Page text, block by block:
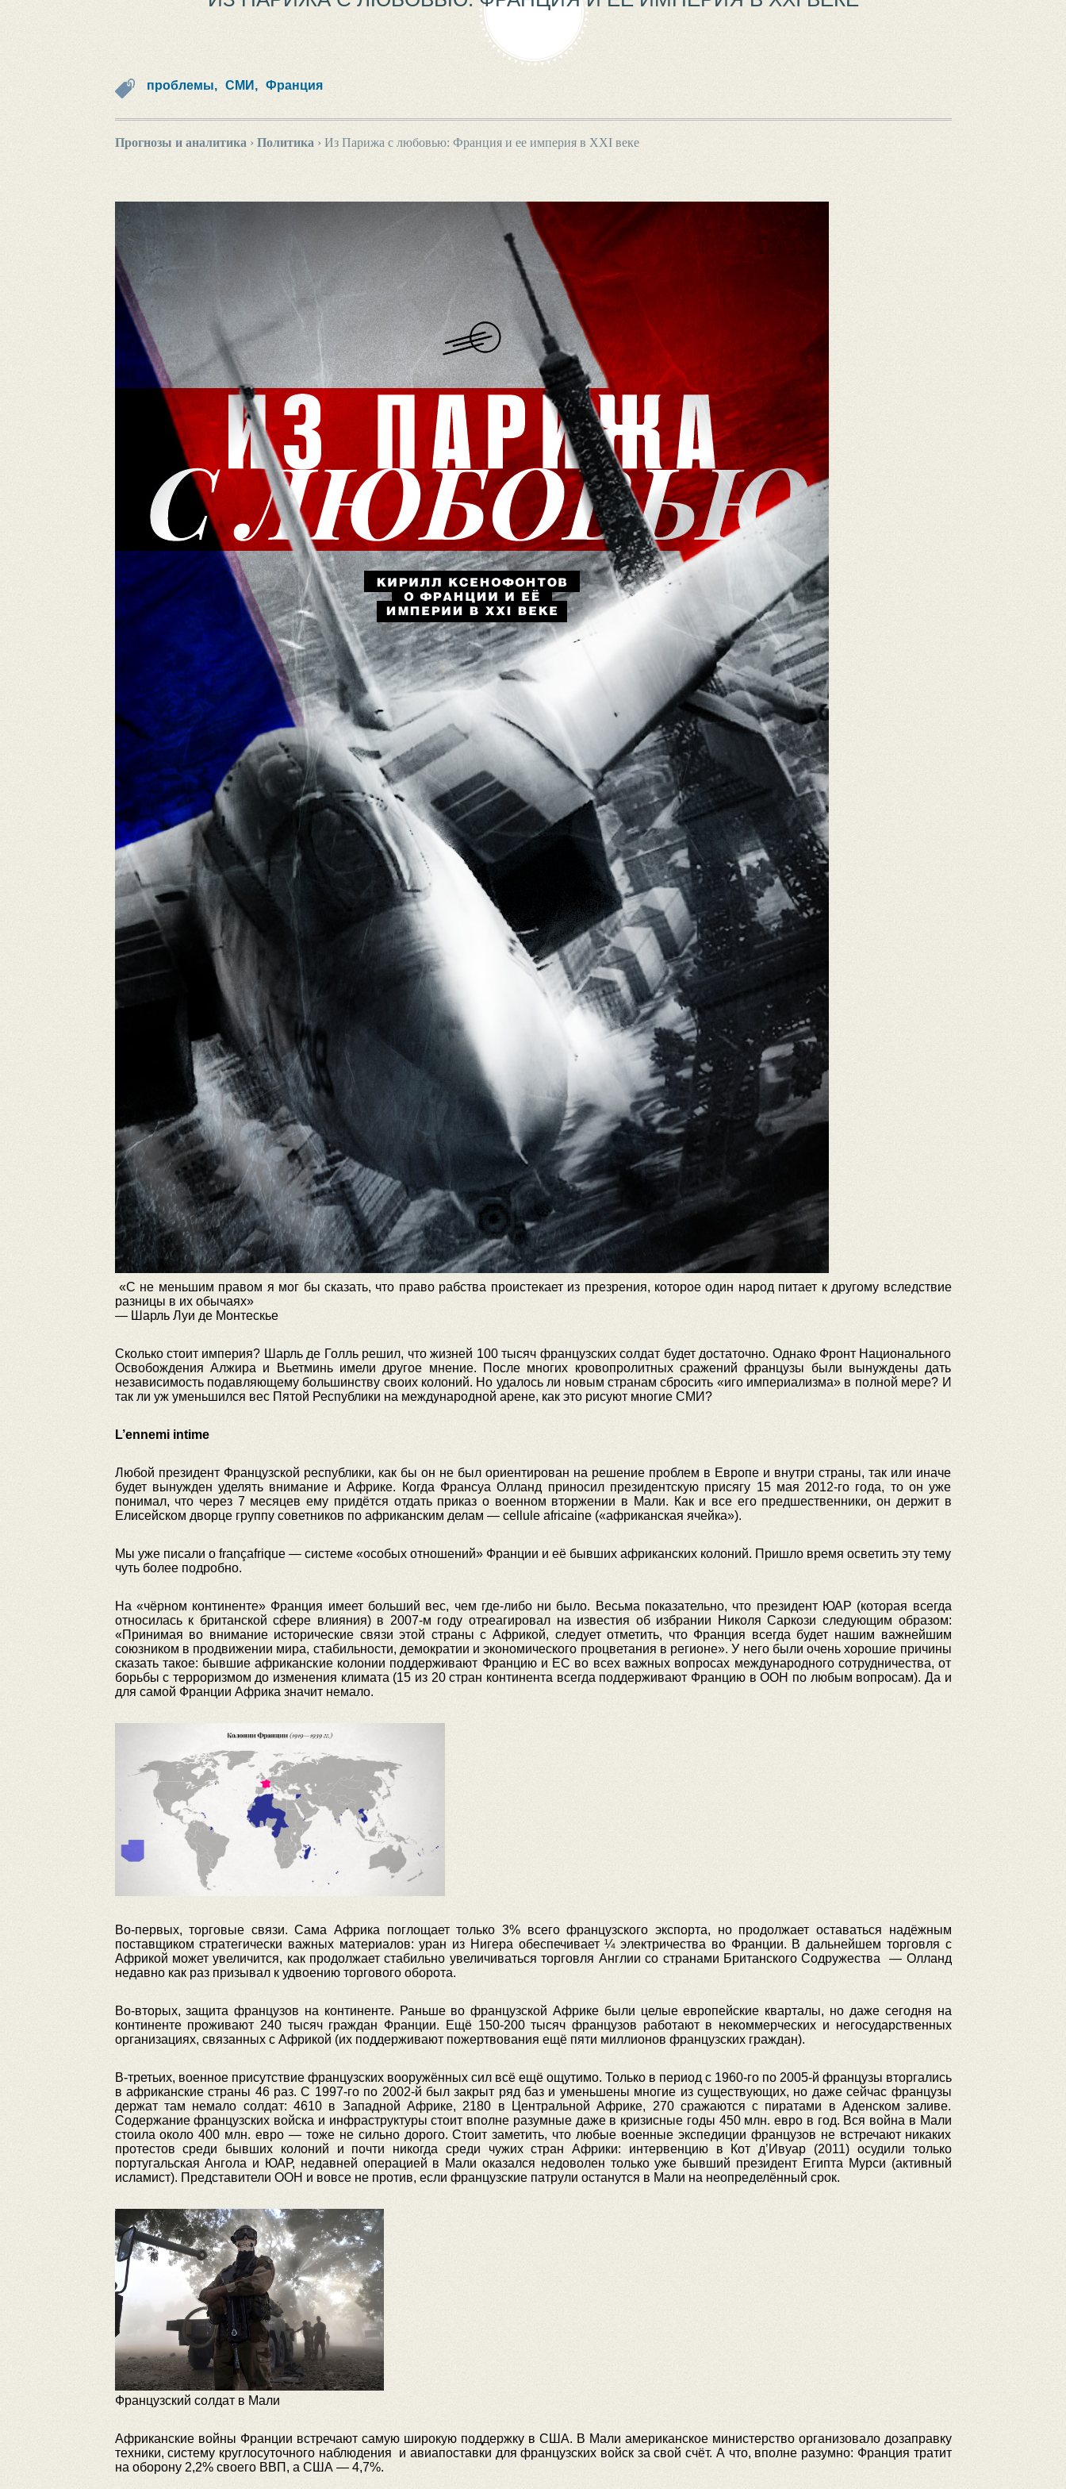
проблемы, СМИ, Франция
Прогнозы и аналитика › Политика › Из Парижа с любовью: Франция и ее империя в XXI веке
«С не меньшим правом я мог бы сказать, что право рабства проистекает из презрения, которое один народ питает к другому вследствие
разницы в их обычаях»
— Шарль Луи де Монтескье
Сколько стоит империя? Шарль де Голль решил, что жизней 100 тысяч французских солдат будет достаточно. Однако Фронт Национального
Освобождения Алжира и Вьетминь имели другое мнение. После многих кровопролитных сражений французы были вынуждены дать
независимость подавляющему большинству своих колоний. Но удалось ли новым странам сбросить «иго империализма» в полной мере? И
так ли уж уменьшился вес Пятой Республики на международной арене, как это рисуют многие СМИ?
L’ennemi intime
Любой президент Французской республики, как бы он не был ориентирован на решение проблем в Европе и внутри страны, так или иначе
будет вынужден уделять внимание и Африке. Когда Франсуа Олланд приносил президентскую присягу 15 мая 2012-го года, то он уже
понимал, что через 7 месяцев ему придётся отдать приказ о военном вторжении в Мали. Как и все его предшественники, он держит в
Елисейском дворце группу советников по африканским делам — cellule africaine («африканская ячейка»).
Мы уже писали о françafrique — системе «особых отношений» Франции и её бывших африканских колоний. Пришло время осветить эту тему
чуть более подробно.
На «чёрном континенте» Франция имеет больший вес, чем где-либо ни было. Весьма показательно, что президент ЮАР (которая всегда
относилась к британской сфере влияния) в 2007-м году отреагировал на известия об избрании Николя Саркози следующим образом:
«Принимая во внимание исторические связи этой страны с Африкой, следует отметить, что Франция всегда будет нашим важнейшим
союзником в продвижении мира, стабильности, демократии и экономического процветания в регионе». У него были очень хорошие причины
сказать такое: бывшие африканские колонии поддерживают Францию и ЕС во всех важных вопросах международного сотрудничества, от
борьбы с терроризмом до изменения климата (15 из 20 стран континента всегда поддерживают Францию в ООН по любым вопросам). Да и
для самой Франции Африка значит немало.
Во-первых, торговые связи. Сама Африка поглощает только 3% всего французского экспорта, но продолжает оставаться надёжным
поставщиком стратегически важных материалов: уран из Нигера обеспечивает ¼ электричества во Франции. В дальнейшем торговля с
Африкой может увеличится, как продолжает стабильно увеличиваться торговля Англии со странами Британского Содружества — Олланд
недавно как раз призывал к удвоению торгового оборота.
Во-вторых, защита французов на континенте. Раньше во французской Африке были целые европейские кварталы, но даже сегодня на
континенте проживают 240 тысяч граждан Франции. Ещё 150-200 тысяч французов работают в некоммерческих и негосударственных
организациях, связанных с Африкой (их поддерживают пожертвования ещё пяти миллионов французских граждан).
В-третьих, военное присутствие французских вооружённых сил всё ещё ощутимо. Только в период с 1960-го по 2005-й французы вторгались
в африканские страны 46 раз. С 1997-го по 2002-й был закрыт ряд баз и уменьшены многие из существующих, но даже сейчас французы
держат там немало солдат: 4610 в Западной Африке, 2180 в Центральной Африке, 270 сражаются с пиратами в Аденском заливе.
Содержание французских войска и инфраструктуры стоит вполне разумные даже в кризисные годы 450 млн. евро в год. Вся война в Мали
стоила около 400 млн. евро — тоже не сильно дорого. Стоит заметить, что любые военные экспедиции французов не встречают никаких
протестов среди бывших колоний и почти никогда среди чужих стран Африки: интервенцию в Кот д’Ивуар (2011) осудили только
португальская Ангола и ЮАР, недавней операцией в Мали оказался недоволен только уже бывший президент Египта Мурси (активный
исламист). Представители ООН и вовсе не против, если французские патрули останутся в Мали на неопределённый срок.
Французский солдат в Мали
Африканские войны Франции встречают самую широкую поддержку в США. В Мали американское министерство организовало дозаправку
техники, систему круглосуточного наблюдения и авиапоставки для французских войск за свой счёт. А что, вполне разумно: Франция тратит
на оборону 2,2% своего ВВП, а США — 4,7%.